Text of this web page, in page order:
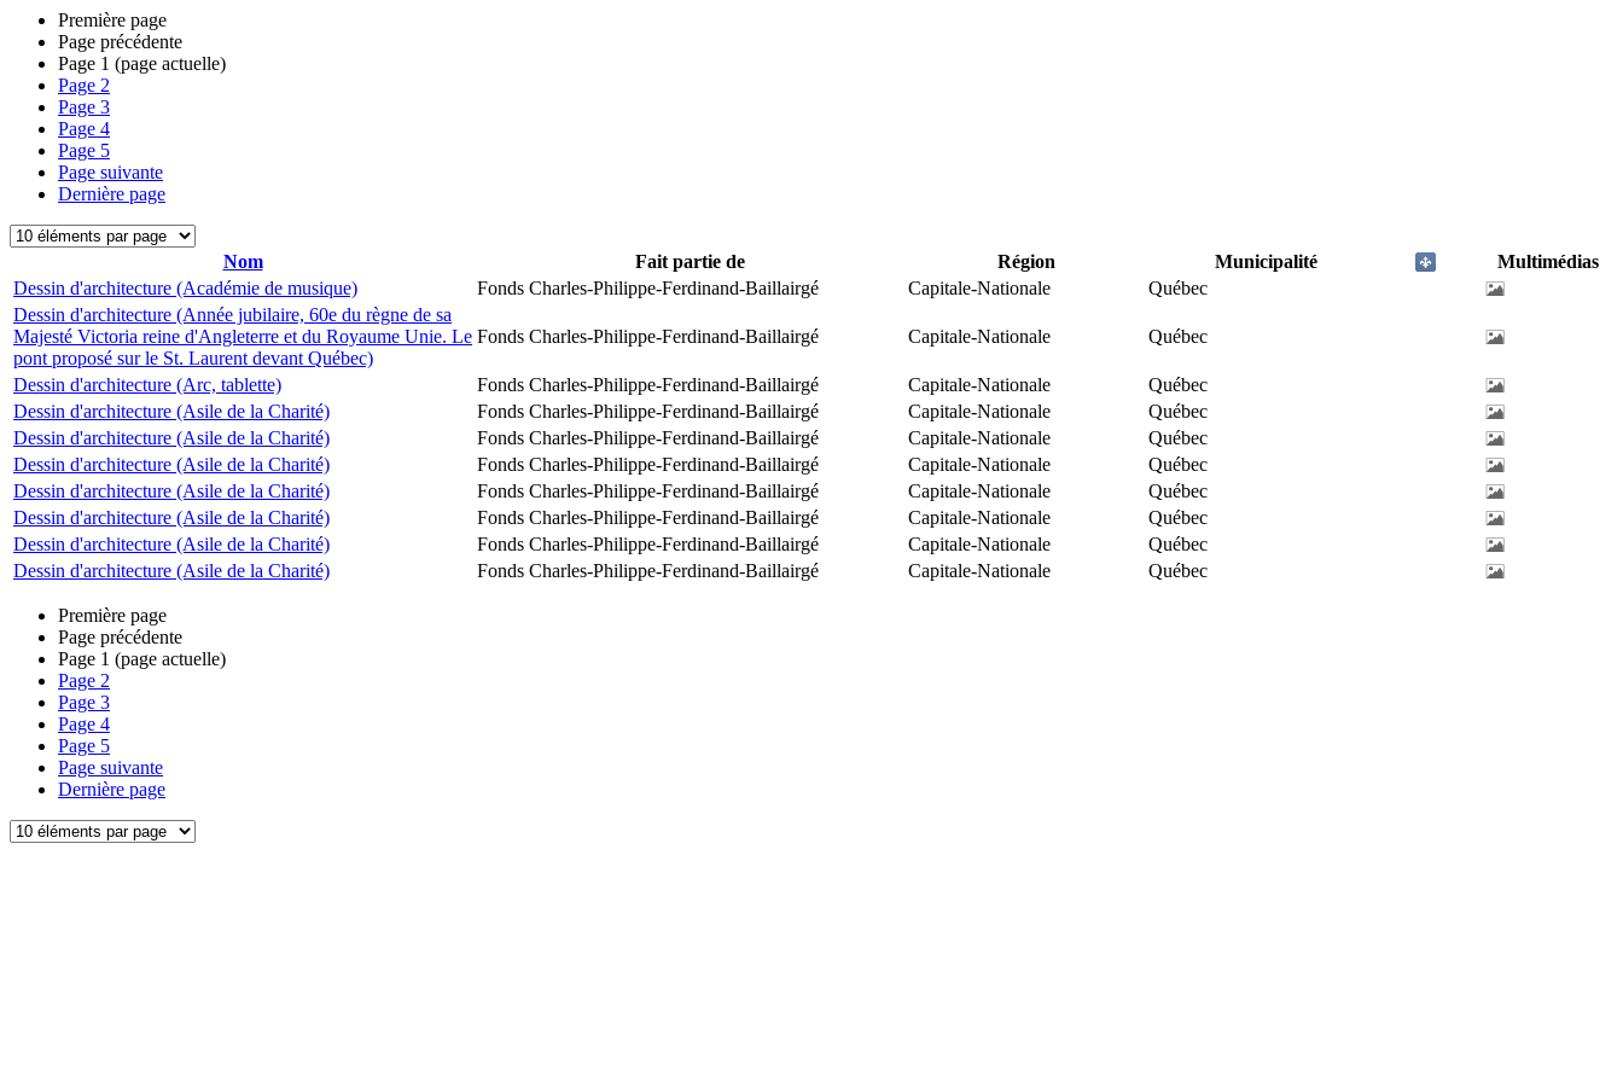
Première page
Page précédente
Page 1 (page actuelle)
Page 2
Page 3
Page 4
Page 5
Page suivante
Dernière page
Nom Fait partie de Région Municipalité
Multimédias
Dessin d'architecture (Académie de musique)
Fonds Charles-Philippe-Ferdinand-Baillairgé Capitale-Nationale
Québec
Dessin d'architecture (Année jubilaire, 60e du règne de sa
Majesté Victoria reine d'Angleterre et du Royaume Unie. Le
pont proposé sur le St. Laurent devant Québec)
Fonds Charles-Philippe-Ferdinand-Baillairgé Capitale-Nationale Québec
Dessin d'architecture (Arc, tablette) Fonds Charles-Philippe-Ferdinand-Baillairgé Capitale-Nationale
Québec
Dessin d'architecture (Asile de la Charité)
Fonds Charles-Philippe-Ferdinand-Baillairgé Capitale-Nationale
Québec
Dessin d'architecture (Asile de la Charité)
Fonds Charles-Philippe-Ferdinand-Baillairgé Capitale-Nationale
Québec
Dessin d'architecture (Asile de la Charité)
Fonds Charles-Philippe-Ferdinand-Baillairgé Capitale-Nationale
Québec
Dessin d'architecture (Asile de la Charité)
Fonds Charles-Philippe-Ferdinand-Baillairgé Capitale-Nationale
Québec
Dessin d'architecture (Asile de la Charité)
Fonds Charles-Philippe-Ferdinand-Baillairgé Capitale-Nationale
Québec
Dessin d'architecture (Asile de la Charité)
Fonds Charles-Philippe-Ferdinand-Baillairgé Capitale-Nationale
Québec
Dessin d'architecture (Asile de la Charité)
Fonds Charles-Philippe-Ferdinand-Baillairgé Capitale-Nationale Québec
Première page
Page précédente
Page 1 (page actuelle)
Page 2
Page 3
Page 4
Page 5
Page suivante
Dernière page